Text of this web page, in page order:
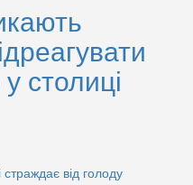
столиці